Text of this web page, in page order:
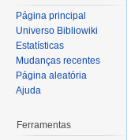
Página principal
Universo Bibliowiki
Estatísticas
Mudanças recentes
Página aleatória
Ajuda
Ferramentas